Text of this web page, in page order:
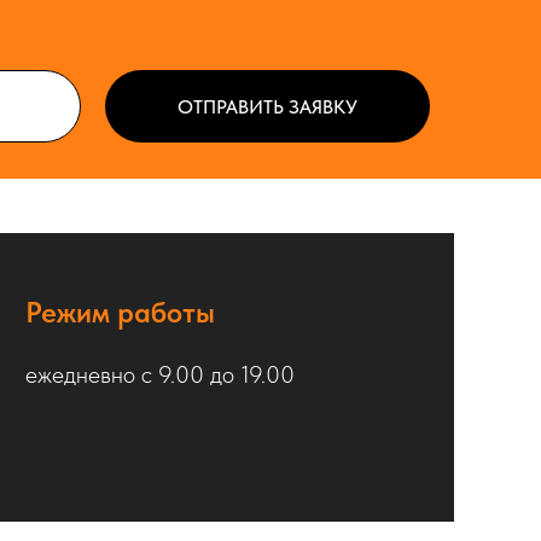
ОТПРАВИТЬ ЗАЯВКУ
Режим работы
ежедневно с 9.00 до 19.00